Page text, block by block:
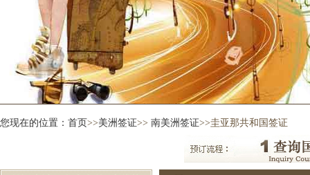
您现在的位置： 首页>>美洲签证>> 南美洲签证>>圭亚那共和国签证